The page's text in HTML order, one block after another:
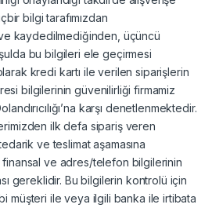
bilgi tarafımızdan
kaydedilmediğinden, üçüncü
bu bilgileri ele geçirmesi
kredi kartı ile verilen siparişlerin
bilgilerinin güvenilirliği firmamiz
karşı denetlenmektedir.
ilk defa sipariş veren
ve teslimat aşamasına
ve adres/telefon bilgilerinin
gereklidir. Bu bilgilerin kontrolü için
müşteri ile veya ilgili banka ile irtibata